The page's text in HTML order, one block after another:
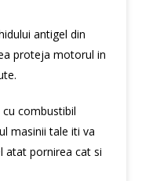
antigel din
proteja motorul in
combustibil
masinii tale iti va
atat pornirea cat si